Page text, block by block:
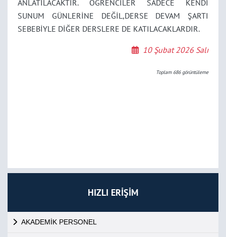
HIZLI ERİŞİM
AKADEMİK PERSONEL
ANLATILACAKTIR. ÖĞRENCİLER SADECE KENDİ
SUNUM GÜNLERİNE DEĞİL,DERSE DEVAM ŞARTI
SEBEBİYLE DİĞER DERSLERE DE KATILACAKLARDIR.
10 Şubat 2026 Salı
Toplam 686görüntüleme